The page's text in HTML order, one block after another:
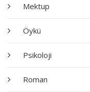
Mektup
Öykü
Psikoloji
Roman